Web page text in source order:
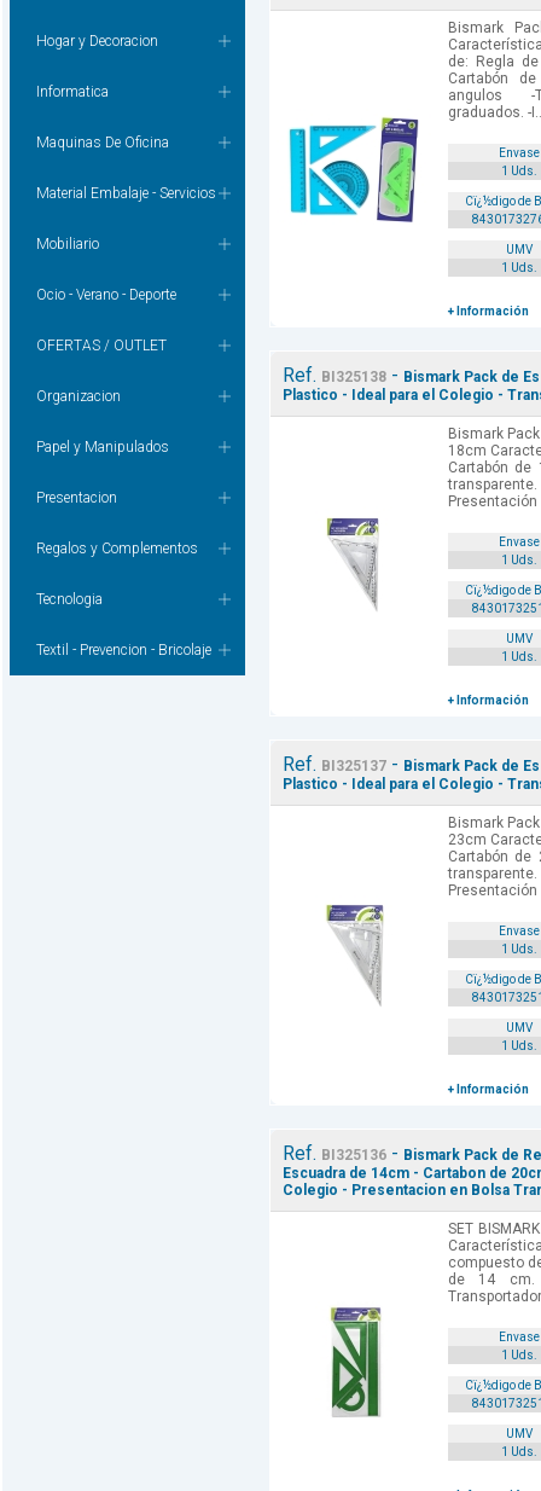
Hogar y Decoracion
Informatica
Maquinas De Oficina
Material Embalaje - Servicios
Mobiliario
Ocio - Verano - Deporte
OFERTAS / OUTLET
Organizacion
Papel y Manipulados
Presentacion
Regalos y Complementos
Tecnologia
Textil - Prevencion - Bricolaje
Bismark
de: Regla
Cartabón
angulos -
graduados. -
Envase
1 Uds.
Cï¿½digo de
UMV
1 Uds.
+ Información
Ref. BI325138- Bismark Pack de
Plastico - Ideal para el Colegio -
Bismark
18cm
Cartabón de
Envase
1 Uds.
Cï¿½digo de
UMV
1 Uds.
+ Información
Ref. BI325137- Bismark Pack de
Plastico - Ideal para el Colegio -
Bismark
23cm
Cartabón de
Envase
1 Uds.
Cï¿½digo de
UMV
1 Uds.
+ Información
Ref. BI325136- Bismark Pack de
Escuadra de 14cm - Cartabon de
Colegio - Presentacion en Bolsa
SET
compuesto
de 14
Envase
1 Uds.
Cï¿½digo de
UMV
1 Uds.